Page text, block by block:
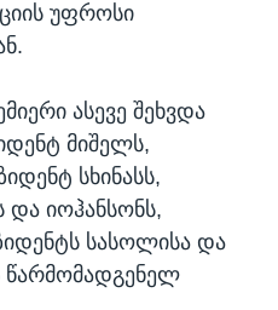
უფროსი
ასევე შეხვდა
მიშელს,
სხინასს,
და იოჰანსონს,
სასოლისა და
წარმომადგენელ